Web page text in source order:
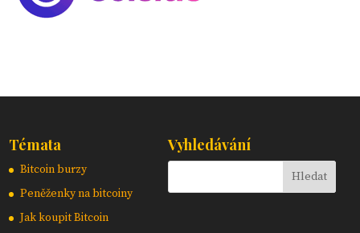
Témata
Bitcoin burzy
Peněženky na bitcoiny
Jak koupit Bitcoin
Vyhledávání